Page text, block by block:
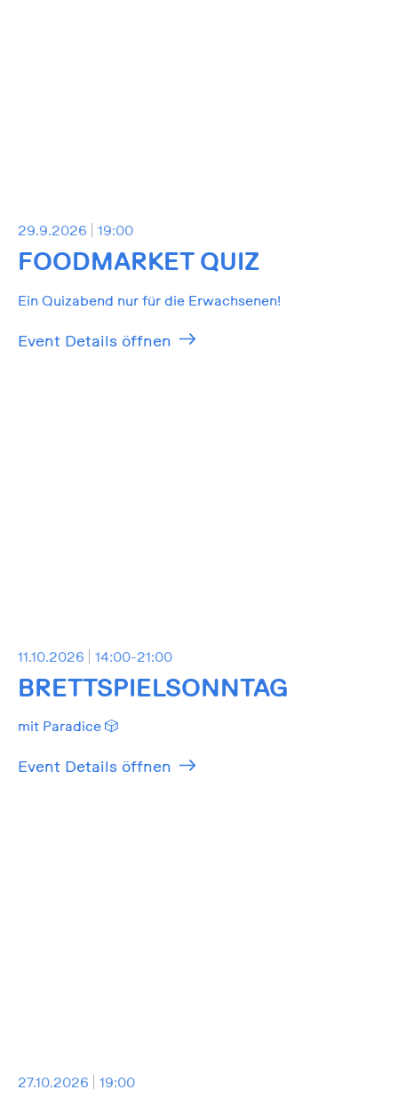
29.9.2026 19:00
FOODMARKET QUIZ
Ein Quizabend nur für die Erwachsenen!
Event Details öffnen
11.10.2026 14:00-21:00
BRETTSPIELSONNTAG
mit Paradice 🎲
Event Details öffnen
27.10.2026 19:00